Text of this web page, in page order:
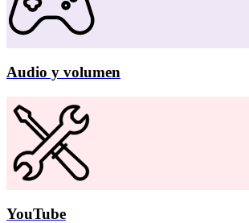
Audio y volumen
YouTube